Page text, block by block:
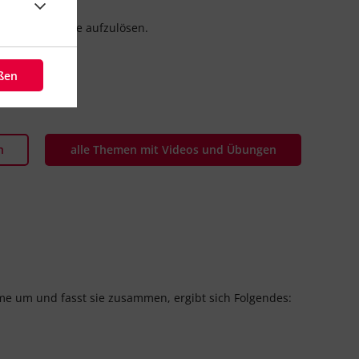
einer Variable aufzulösen.
alle Themen mit Videos und Übungen
um und fasst sie zusammen, ergibt sich Folgendes: